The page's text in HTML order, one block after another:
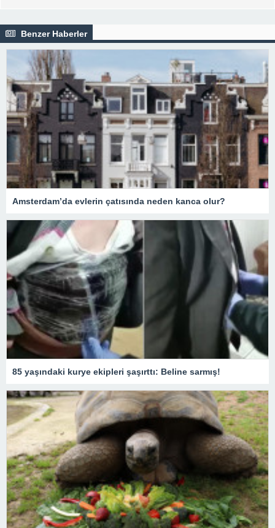
Benzer Haberler
Amsterdam’da evlerin çatısında neden kanca olur?
85 yaşındaki kurye ekipleri şaşırttı: Beline sarmış!